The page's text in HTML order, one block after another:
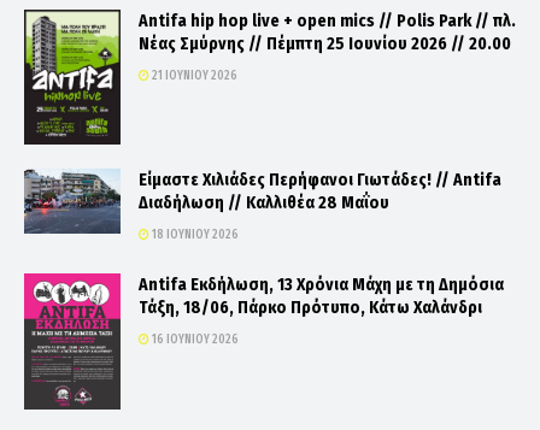
Antifa hip hop live + open mics // Polis Park // πλ.
Νέας Σμύρνης // Πέμπτη 25 Ιουνίου 2026 // 20.00
21 ΙΟΥΝΊΟΥ 2026
Είμαστε Χιλιάδες Περήφανοι Γιωτάδες! // Antifa
Διαδήλωση // Καλλιθέα 28 Μαΐου
18 ΙΟΥΝΊΟΥ 2026
Antifa Εκδήλωση, 13 Χρόνια Μάχη με τη Δημόσια
Τάξη, 18/06, Πάρκο Πρότυπο, Κάτω Χαλάνδρι
16 ΙΟΥΝΊΟΥ 2026